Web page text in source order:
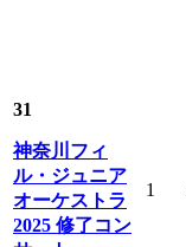
31
神奈川フィ
ル・ジュニア
オーケストラ
2025 修了コン
1